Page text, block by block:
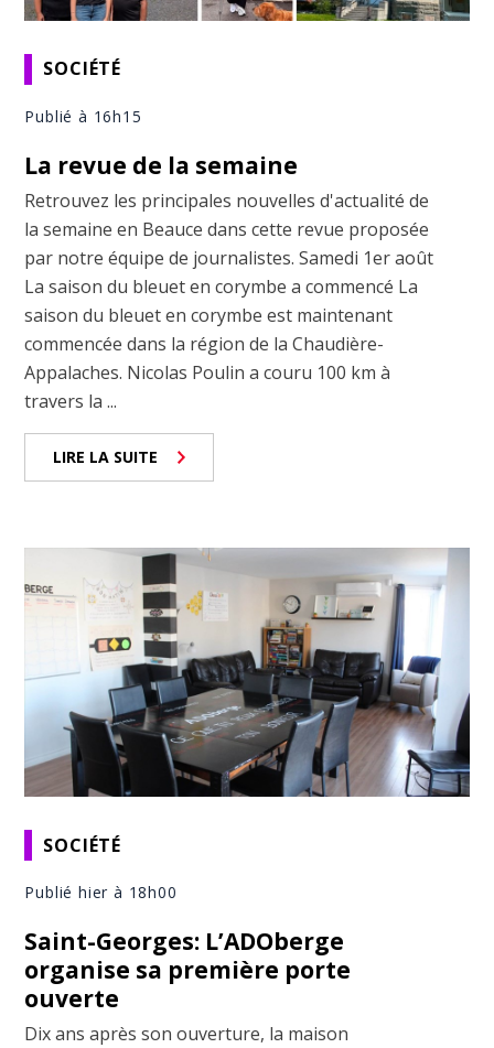
SOCIÉTÉ
Publié à 16h15
La revue de la semaine
Retrouvez les principales nouvelles d'actualité de
la semaine en Beauce dans cette revue proposée
par notre équipe de journalistes. Samedi 1er août
La saison du bleuet en corymbe a commencé La
saison du bleuet en corymbe est maintenant
commencée dans la région de la Chaudière-
Appalaches. Nicolas Poulin a couru 100 km à
travers la ...
LIRE LA SUITE
SOCIÉTÉ
Publié hier à 18h00
Saint-Georges: L’ADOberge
organise sa première porte
ouverte
Dix ans après son ouverture, la maison